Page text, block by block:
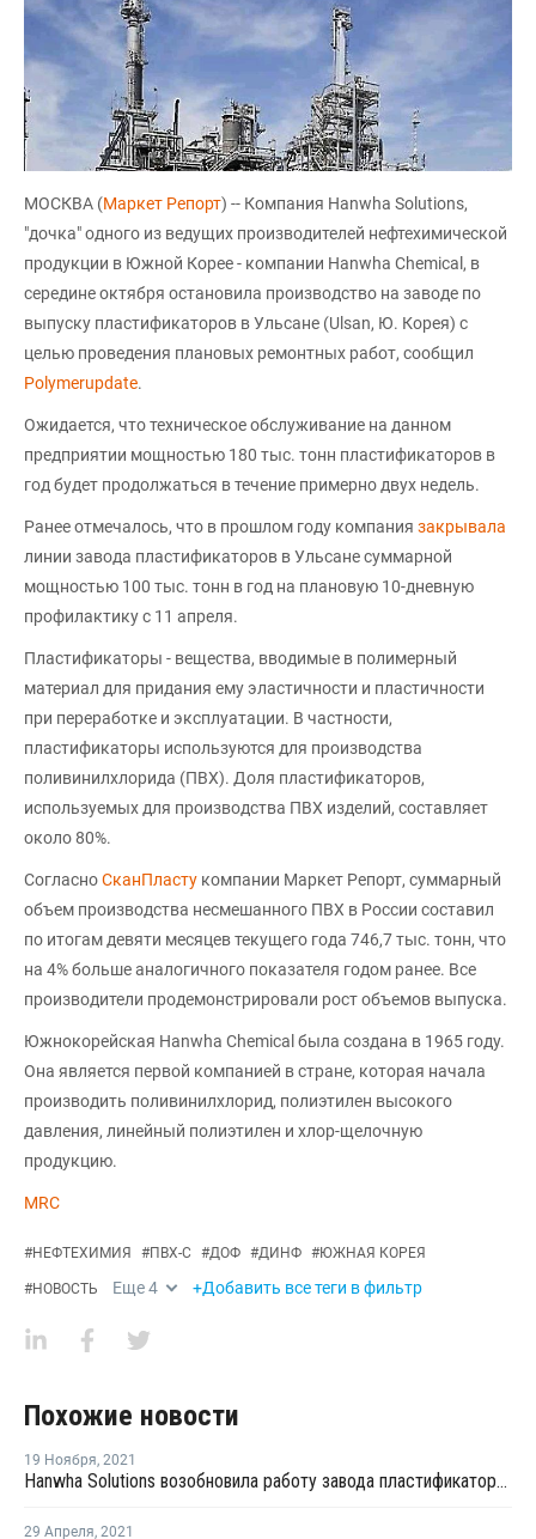
МОСКВА (Маркет Репорт) -- Компания Hanwha Solutions,
"дочка" одного из ведущих производителей нефтехимической
продукции в Южной Корее - компании Hanwha Chemical, в
середине октября остановила производство на заводе по
выпуску пластификаторов в Ульсане (Ulsan, Ю. Корея) с
целью проведения плановых ремонтных работ, сообщил
Polymerupdate.
Ожидается, что техническое обслуживание на данном
предприятии мощностью 180 тыс. тонн пластификаторов в
год будет продолжаться в течение примерно двух недель.
Ранее отмечалось, что в прошлом году компания закрывала
линии завода пластификаторов в Ульсане суммарной
мощностью 100 тыс. тонн в год на плановую 10-дневную
профилактику с 11 апреля.
Пластификаторы - вещества, вводимые в полимерный
материал для придания ему эластичности и пластичности
при переработке и эксплуатации. В частности,
пластификаторы используются для производства
поливинилхлорида (ПВХ). Доля пластификаторов,
используемых для производства ПВХ изделий, составляет
около 80%.
СогласноСканПласту компании Маркет Репорт, суммарный
объем производства несмешанного ПВХ в России составил
по итогам девяти месяцев текущего года 746,7 тыс. тонн, что
на 4% больше аналогичного показателя годом ранее. Все
производители продемонстрировали рост объемов выпуска.
Южнокорейская Hanwha Chemical была создана в 1965 году.
Она является первой компанией в стране, которая начала
производить поливинилхлорид, полиэтилен высокого
давления, линейный полиэтилен и хлор-щелочную
продукцию.
MRC
#НЕФТЕХИМИЯ #ПВХ-С #ДОФ #ДИНФ #ЮЖНАЯ КОРЕЯ
#НОВОСТЬ Еще4 +Добавить все теги в фильтр
Похожие новости
19 Ноября, 2021
Hanwha Solutions возобновила работу завода пластификаторов в Ульсане после планового ремонта
29 Апреля, 2021